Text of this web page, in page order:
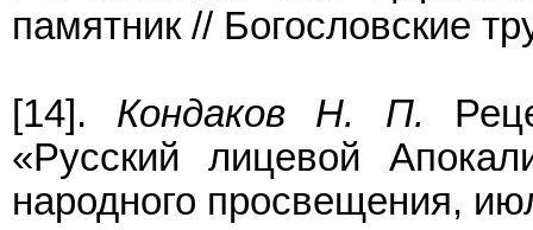
памятник // Богословские
[14]. Кондаков Н. П.
«Русский лицевой
народного просвещения,